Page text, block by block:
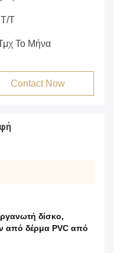
T
Το Μήνα
Contact Now
δίσκο,
από δέρμα PVC από